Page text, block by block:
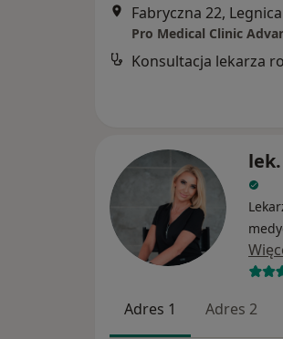
Fabryczna 22, Legnica
Pro Medical Clinic
Konsultacja lekarza
Adres 1 Adres 2